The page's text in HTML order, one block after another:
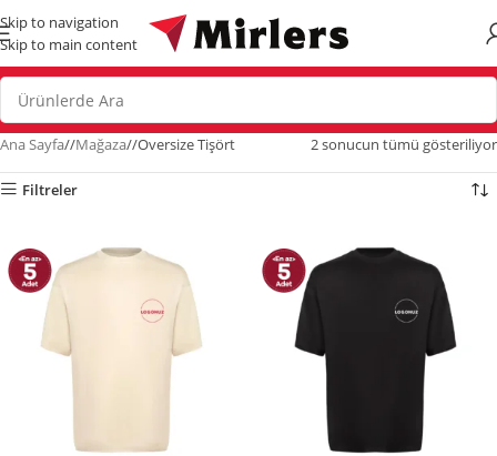
Skip to navigation
Skip to main content
Ana Sayfa/ Mağaza/ Oversize Tişört 2 sonucun tümü gösteriliyor
Filtreler